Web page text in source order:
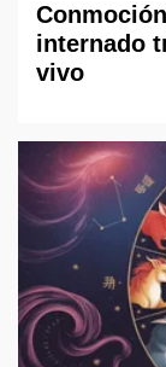
internado
vivo